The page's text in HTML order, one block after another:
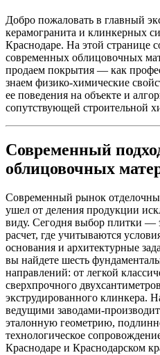
Добро пожаловать в главный
керамогранита и клинкерных
Краснодаре. На этой странице
современных облицовочных
продаем покрытия — как
знаем физико-химические
ее поведения на объекте и
сопутствующей строительной
Современный
облицовочных
Современный рынок
ушел от деления продукции
виду. Сегодня выбор плитки
расчет, где учитываются
основания и архитектурные
вы найдете шесть
направлений: от легкой
сверхпрочного
экструдированного клинкера.
ведущими
эталонную геометрию,
технологическое
Краснодаре и Краснодарском